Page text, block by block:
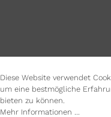
Diese Website verwendet
um eine bestmögliche
bieten zu können.
Mehr Informationen ...